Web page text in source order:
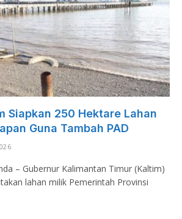
Siapkan 250 Hektare Lahan
Guna Tambah PAD
– Gubernur Kalimantan Timur (Kaltim)
lahan milik Pemerintah Provinsi